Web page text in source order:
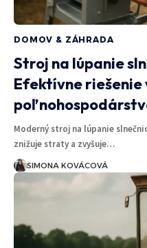
DOMOV & ZÁHRADA
Stroj na lúpanie
Efektívne riešenie
Moderný stroj na lúpanie
znižuje straty a zvyšuje…
SIMONA KOVÁCOVÁ